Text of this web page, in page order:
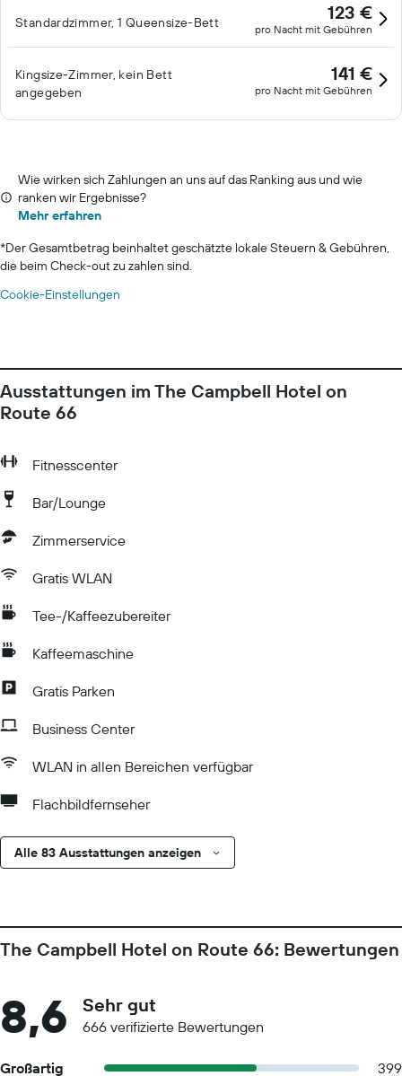
Standardzimmer, 1 Queensize-Bett 123 €
pro Nacht mit Gebühren
Kingsize-Zimmer, kein Bett
angegeben
141 €
pro Nacht mit Gebühren
Wie wirken sich Zahlungen an uns auf das Ranking aus und wie
ranken wir Ergebnisse?
Mehr erfahren
*Der Gesamtbetrag beinhaltet geschätzte lokale Steuern & Gebühren,
die beim Check-out zu zahlen sind.
Cookie-Einstellungen
Ausstattungen im The Campbell Hotel on
Route 66
Fitnesscenter
Bar/Lounge
Zimmerservice
Gratis WLAN
Tee-/Kaffeezubereiter
Kaffeemaschine
Gratis Parken
Business Center
WLAN in allen Bereichen verfügbar
Flachbildfernseher
Alle 83 Ausstattungen anzeigen
The Campbell Hotel on Route 66: Bewertungen
8,6 Sehr gut
666 verifizierte Bewertungen
Großartig
399